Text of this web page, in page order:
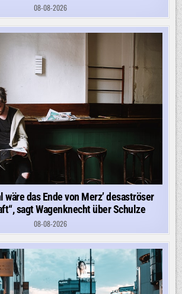
08-08-2026
wäre das Ende von Merz’ desaströser
sagt Wagenknecht über Schulze
08-08-2026